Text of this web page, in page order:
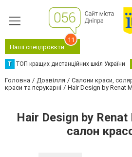
Наші спецпроєкти
11
Т ТОП кращих дистанційних шкіл України
Головна Дозвілля Салони краси,
краси та перукарні
Hair Design by Renat
Hair Design by
салон